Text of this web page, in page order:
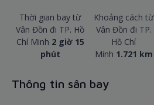
Thời gian bay từ
Vân Đồn đi TP. Hồ
Chí Minh 2 giờ 15
phút
Khoảng cách từ
Vân Đồn đi TP.
Hồ Chí
Minh 1.721 km
Thông tin sân bay